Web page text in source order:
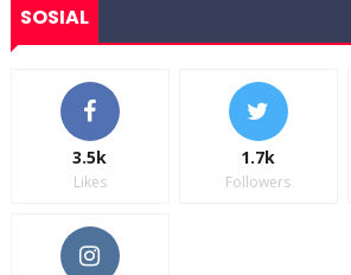
SOSIAL
3.5k
Likes
1.7k
Followers